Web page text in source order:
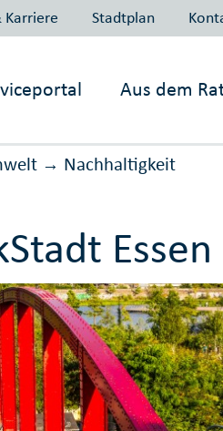
Karriere Stadtplan
Aus dem
→ Nachhaltig­keit
Essen